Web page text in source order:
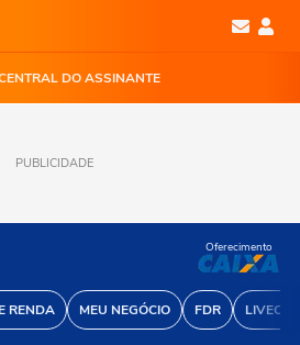
DO ASSINANTE
PUBLICIDADE
RENDA MEU NEGÓCIO FDR
Oferecimento